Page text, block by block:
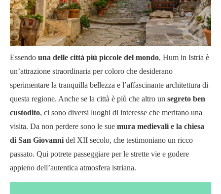
Essendo una delle città più piccole del mondo, Hum in Istria è
un’attrazione straordinaria per coloro che desiderano
sperimentare la tranquilla bellezza e l’affascinante architettura di
questa regione. Anche se la città è più che altro un segreto ben
custodito, ci sono diversi luoghi di interesse che meritano una
visita. Da non perdere sono le sue mura medievali e la chiesa
di San Giovanni del XII secolo, che testimoniano un ricco
passato. Qui potrete passeggiare per le strette vie e godere
appieno dell’autentica atmosfera istriana.